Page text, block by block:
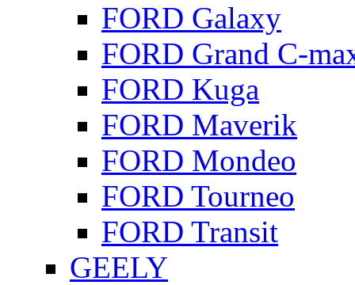
FORD Galaxy
FORD Grand C-
FORD Kuga
FORD Maverik
FORD Mondeo
FORD Tourneo
FORD Transit
GEELY